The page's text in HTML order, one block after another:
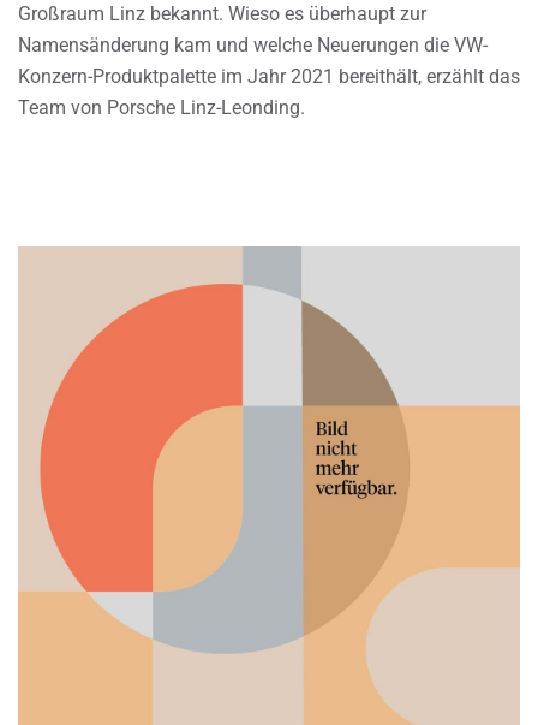
Großraum Linz bekannt. Wieso es überhaupt zur
Namensänderung kam und welche Neuerungen die VW-
Konzern-Produktpalette im Jahr 2021 bereithält, erzählt das
Team von Porsche Linz-Leonding.